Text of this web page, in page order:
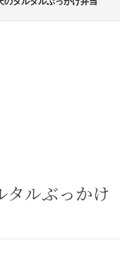
タルぶっかけ